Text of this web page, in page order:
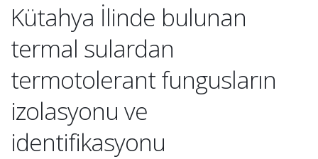
Kütahya İlinde bulunan
termal sulardan
termotolerant fungusların
izolasyonu ve
identifikasyonu